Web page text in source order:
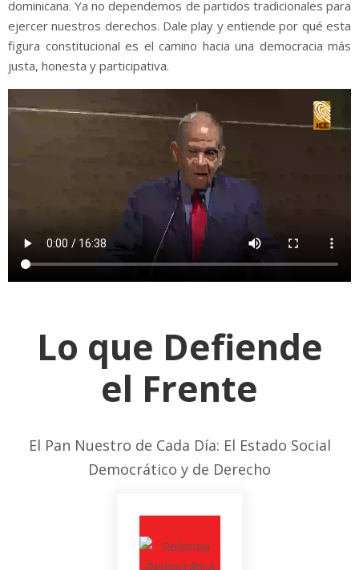
dominicana. Ya no dependemos de partidos tradicionales para
ejercer nuestros derechos. Dale play y entiende por qué esta
figura constitucional es el camino hacia una democracia más
justa, honesta y participativa.
Lo que Defiende
el Frente
El Pan Nuestro de Cada Día: El Estado Social
Democrático y de Derecho